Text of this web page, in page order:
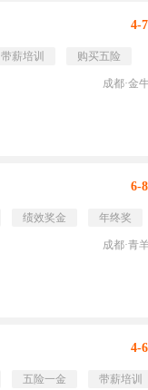
4-
带薪培训 购买五险
成都·金
6-
绩效奖金 年终奖
成都·青
4-
五险一金 带薪培训